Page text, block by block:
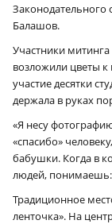
Балашов.
Участники
возложили цветы
участие десятки
держала в руках
«Я несу
«спасибо»
бабушки. Когда в
людей, понимаешь:
Традиционное
ленточка». На